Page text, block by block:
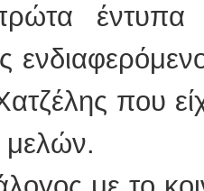
έντυπα
που
μελών.